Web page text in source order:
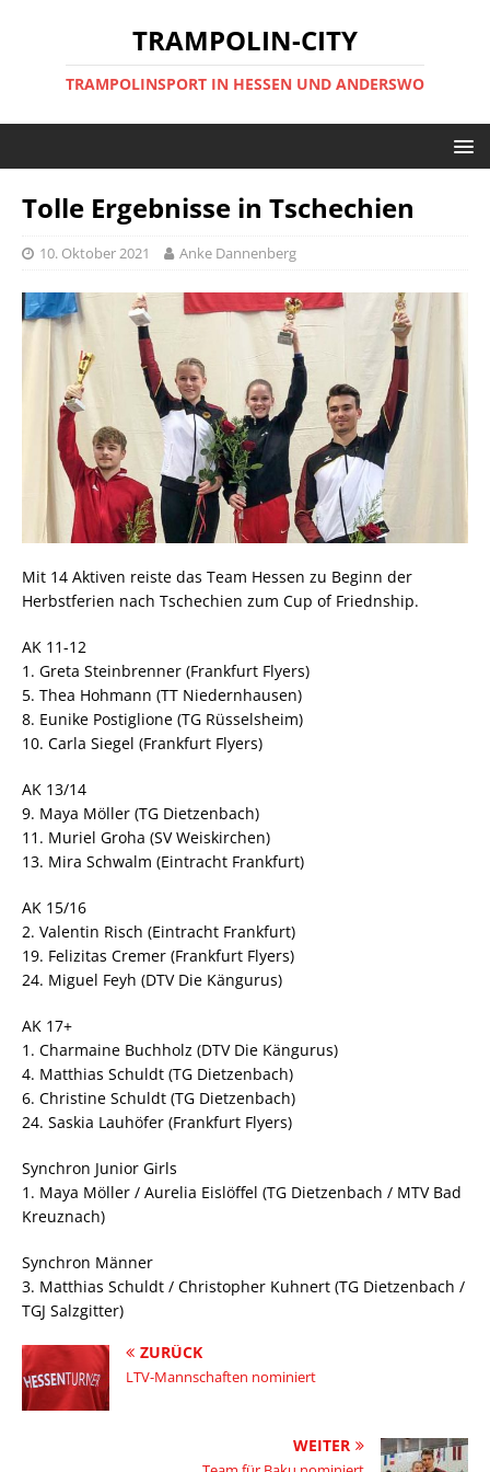
TRAMPOLIN-CITY
TRAMPOLINSPORT IN HESSEN UND ANDERSWO
Tolle Ergebnisse in Tschechien
10. Oktober 2021 Anke Dannenberg
Mit 14 Aktiven reiste das Team Hessen zu Beginn der
Herbstferien nach Tschechien zum Cup of Friednship.
AK 11-12
1. Greta Steinbrenner (Frankfurt Flyers)
5. Thea Hohmann (TT Niedernhausen)
8. Eunike Postiglione (TG Rüsselsheim)
10. Carla Siegel (Frankfurt Flyers)
AK 13/14
9. Maya Möller (TG Dietzenbach)
11. Muriel Groha (SV Weiskirchen)
13. Mira Schwalm (Eintracht Frankfurt)
AK 15/16
2. Valentin Risch (Eintracht Frankfurt)
19. Felizitas Cremer (Frankfurt Flyers)
24. Miguel Feyh (DTV Die Kängurus)
AK 17+
1. Charmaine Buchholz (DTV Die Kängurus)
4. Matthias Schuldt (TG Dietzenbach)
6. Christine Schuldt (TG Dietzenbach)
24. Saskia Lauhöfer (Frankfurt Flyers)
Synchron Junior Girls
1. Maya Möller / Aurelia Eislöffel (TG Dietzenbach / MTV Bad
Kreuznach)
Synchron Männer
3. Matthias Schuldt / Christopher Kuhnert (TG Dietzenbach /
TGJ Salzgitter)
ZURÜCK
LTV-Mannschaften nominiert
WEITER